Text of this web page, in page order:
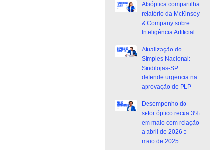
Abióptica compartilha
relatório da McKinsey
& Company sobre
Inteligência Artificial
Atualização do
Simples Nacional:
Sindilojas-SP
defende urgência na
aprovação de PLP
Desempenho do
setor óptico recua 3%
em maio com relação
a abril de 2026 e
maio de 2025